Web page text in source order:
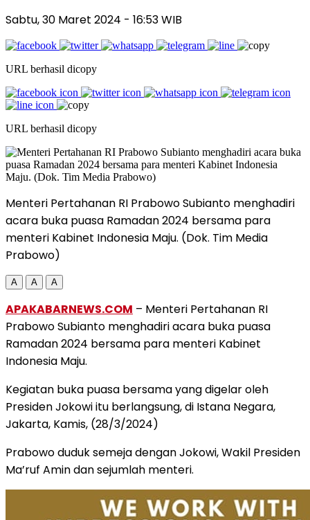
Sabtu, 30 Maret 2024 - 16:53 WIB
URL berhasil dicopy
URL berhasil dicopy
Menteri Pertahanan RI Prabowo Subianto menghadiri
acara buka puasa Ramadan 2024 bersama para
menteri Kabinet Indonesia Maju. (Dok. Tim Media
Prabowo)
A A A
APAKABARNEWS.COM – Menteri Pertahanan RI
Prabowo Subianto menghadiri acara buka puasa
Ramadan 2024 bersama para menteri Kabinet
Indonesia Maju.
Kegiatan buka puasa bersama yang digelar oleh
Presiden Jokowi itu berlangsung, di Istana Negara,
Jakarta, Kamis, (28/3/2024)
Prabowo duduk semeja dengan Jokowi, Wakil Presiden
Ma’ruf Amin dan sejumlah menteri.